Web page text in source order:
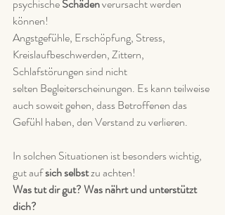
psychische Schäden verursacht werden
können!
Angstgefühle, Erschöpfung, Stress,
Kreislaufbeschwerden, Zittern,
Schlafstörungen sind nicht
selten Begleiterscheinungen. Es kann teilweise
auch soweit gehen, dass Betroffenen das
Gefühl haben, den Verstand zu verlieren.
In solchen Situationen ist besonders wichtig,
gut auf sich selbst zu achten!
Was tut dir gut? Was nährt und unterstützt
dich?